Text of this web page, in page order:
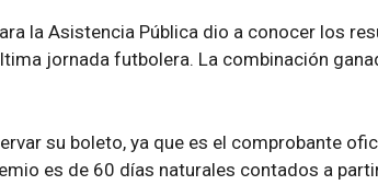
la Asistencia Pública dio a conocer los
jornada futbolera. La combinación
su boleto, ya que es el comprobante
es de 60 días naturales contados a